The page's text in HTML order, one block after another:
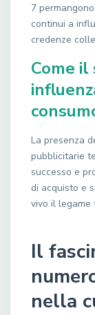
7
continui a
credenze
Come
La presenza
pubblicitarie
successo e
di acquisto e
vivo il legame
Il
nella